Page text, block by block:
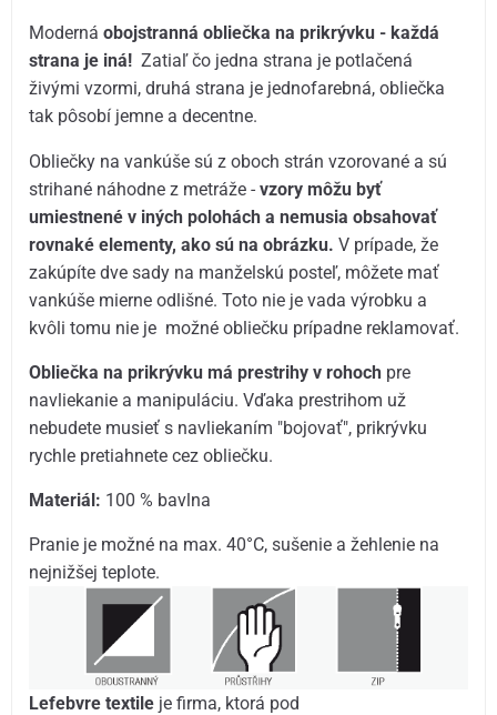
Modernáobojstranná obliečka na prikrývku - každá
strana je iná!Zatiaľ čo jedna strana je potlačená
živými vzormi, druhá strana je jednofarebná, obliečka
tak pôsobí jemne a decentne.
Obliečky na vankúše sú z oboch strán vzorované a sú
strihané náhodne z metráže -vzory môžu byť
umiestnené v iných polohách a nemusia obsahovať
rovnaké elementy, ako sú na obrázku. V prípade, že
zakúpíte dve sady na manželskú posteľ, môžete mať
vankúše mierne odlišné. Toto nie je vada výrobku a
kvôli tomu nie je možné obliečku prípadne reklamovať.
Obliečka na prikrývku má prestrihy v rohoch pre
navliekanie a manipuláciu. Vďaka prestrihom už
nebudete musieť s navliekaním "bojovať", prikrývku
rychle pretiahnete cez obliečku.
Materiál: 100 % bavlna
Pranie je možné na max. 40°C, sušenie a žehlenie na
nejnižšej teplote.
Lefebvre textile je firma, ktorá pod